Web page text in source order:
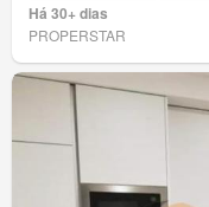
Há 30+ dias
PROPERSTAR